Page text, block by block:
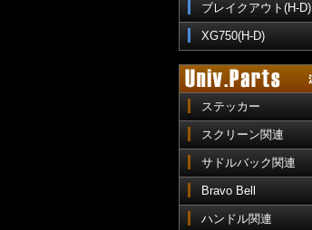
ブレイクアウト(H-D)
XG750(H-D)
ステッカー
スクリーン関連
サドルバック関連
Bravo Bell
ハンドル関連